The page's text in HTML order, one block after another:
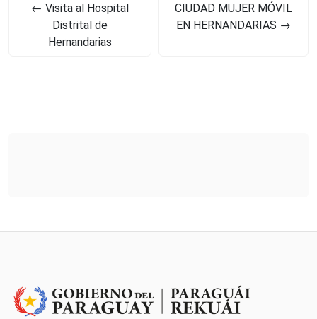
← Visita al Hospital
Distrital de
Hernandarias
CIUDAD MUJER MÓVIL
EN HERNANDARIAS →